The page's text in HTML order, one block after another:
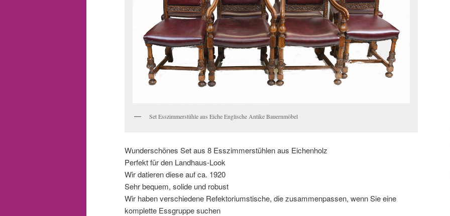
Set Esszimmerstühle aus Eiche Englische Antike Bauernmöbel
Wunderschönes Set aus 8 Esszimmerstühlen aus Eichenholz
Perfekt für den Landhaus-Look
Wir datieren diese auf ca. 1920
Sehr bequem, solide und robust
Wir haben verschiedene Refektoriumstische, die zusammenpassen, wenn Sie eine
komplette Essgruppe suchen